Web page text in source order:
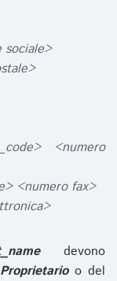
sociale>
<numero
<numero fax>
devono
Proprietarioo del